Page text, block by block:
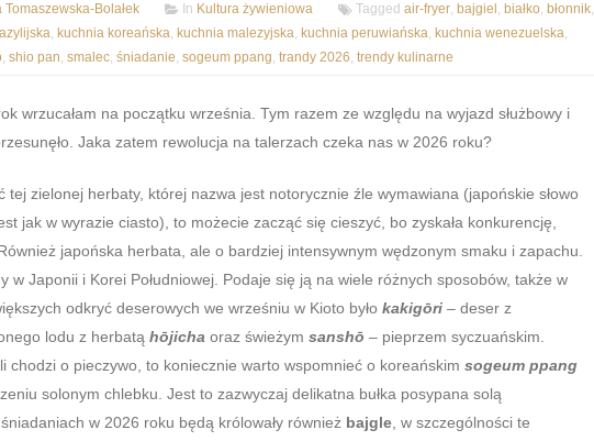
Tomaszewska-Bolałek In Kultura żywieniowa Tagged air-fryer, bajgiel , białko, błonnik,
, kuchnia koreańska, kuchnia malezyjska, kuchnia peruwiańska, kuchnia wenezuelska,
, shio pan, smalec, śniadanie, sogeum ppang, trandy 2026, trendy kulinarne
wrzucałam na początku września. Tym razem ze względu na wyjazd służbowy i
Jaka zatem rewolucja na talerzach czeka nas w 2026 roku?
zielonej herbaty, której nazwa jest notorycznie źle wymawiana (japońskie słowo
jak w wyrazie ciasto), to możecie zacząć się cieszyć, bo zyskała konkurencję,
japońska herbata, ale o bardziej intensywnym wędzonym smaku i zapachu.
w Japonii i Korei Południowej. Podaje się ją na wiele różnych sposobów, także w
odkryć deserowych we wrześniu w Kioto było kakigōri – deser z
lodu z herbatą hōjicha oraz świeżym sanshō – pieprzem syczuańskim.
chodzi o pieczywo, to koniecznie warto wspomnieć o koreańskim sogeum ppang
solonym chlebku. Jest to zazwyczaj delikatna bułka posypana solą
w 2026 roku będą królowały również bajgle, w szczególności te